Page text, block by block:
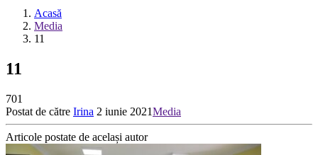
Acasă
Media
11
11
701
Postat de către Irina 2 iunie 2021Media
Articole postate de același autor